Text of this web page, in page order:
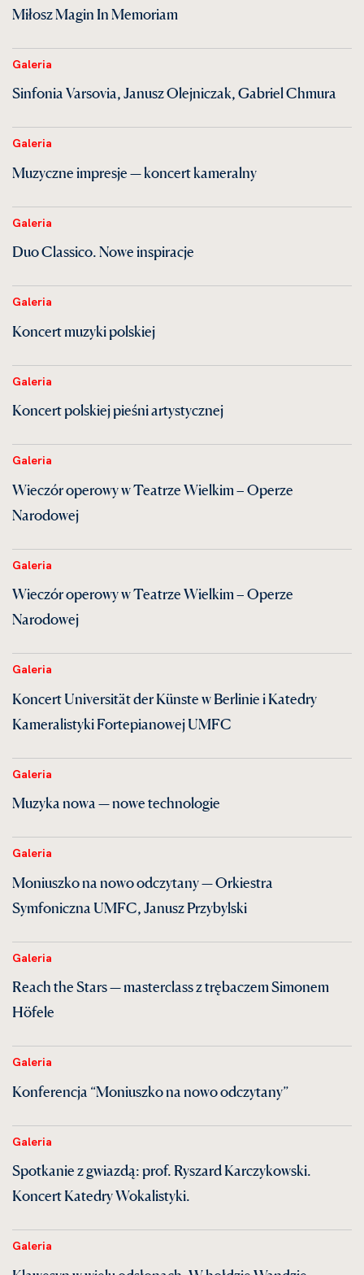
Miłosz Magin In Memoriam
Galeria
Sinfonia Varsovia, Janusz Olejniczak, Gabriel Chmura
Galeria
Muzyczne impresje — koncert kameralny
Galeria
Duo Classico. Nowe inspiracje
Galeria
Koncert muzyki polskiej
Galeria
Koncert polskiej pieśni artystycznej
Galeria
Wieczór operowy w Teatrze Wielkim – Operze
Narodowej
Galeria
Wieczór operowy w Teatrze Wielkim – Operze
Narodowej
Galeria
Koncert Universität der Künste w Berlinie i Katedry
Kameralistyki Fortepianowej UMFC
Galeria
Muzyka nowa — nowe technologie
Galeria
Moniuszko na nowo odczytany — Orkiestra
Symfoniczna UMFC, Janusz Przybylski
Galeria
Reach the Stars — masterclass z trębaczem Simonem
Höfele
Galeria
Konferencja “Moniuszko na nowo odczytany”
Galeria
Spotkanie z gwiazdą: prof. Ryszard Karczykowski.
Koncert Katedry Wokalistyki.
Galeria